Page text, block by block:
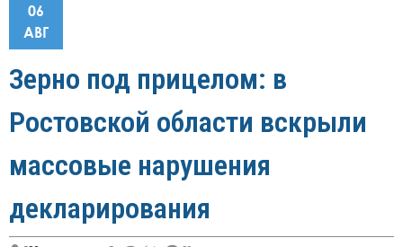
06
АВГ
Зерно под прицелом: в
Ростовской области вскрыли
массовые нарушения
декларирования